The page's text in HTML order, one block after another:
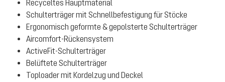
Recyceltes Hauptmaterial
Schulterträger mit Schnellbefestigung für Stöcke
Ergonomisch geformte & gepolsterte Schulterträger
Aircomfort-Rückensystem
ActiveFit-Schulterträger
Belüftete Schulterträger
Toploader mit Kordelzug und Deckel